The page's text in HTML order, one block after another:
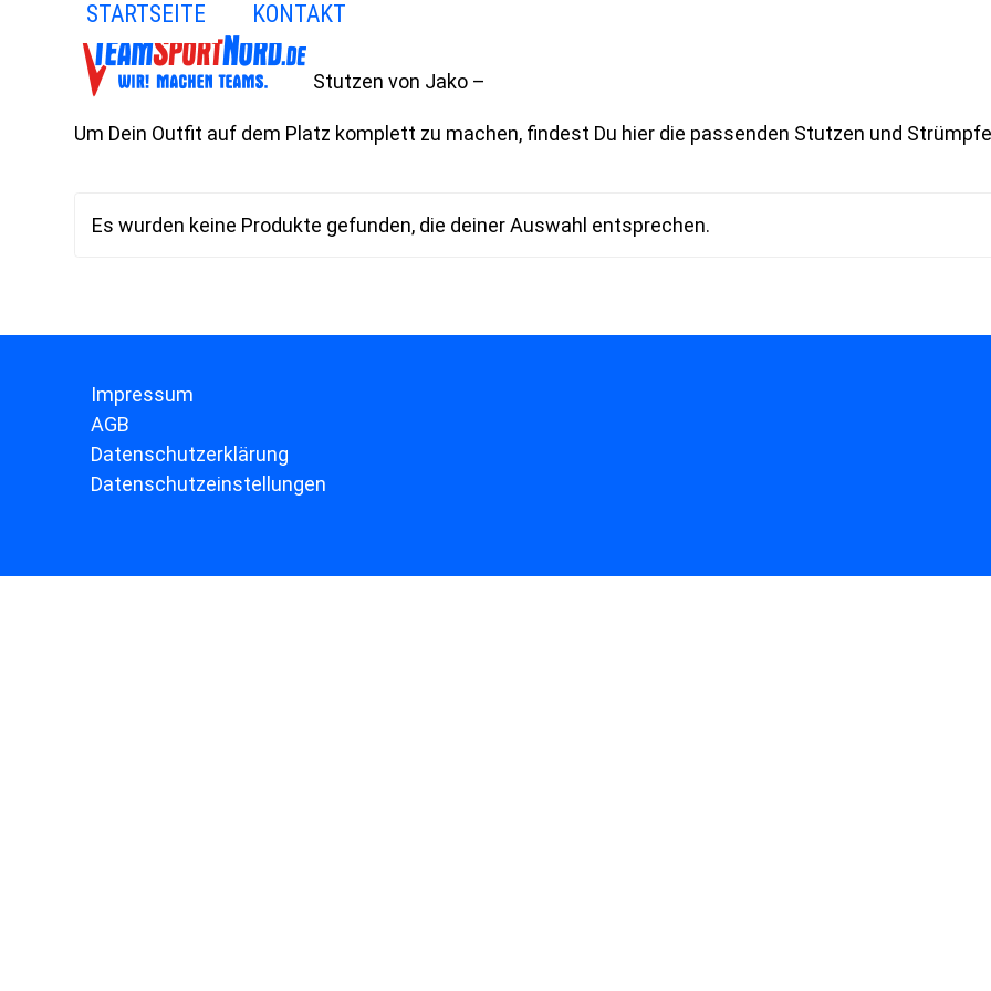
STARTSEITE KONTAKT
Stutzen von Jako –
Um Dein Outfit auf dem Platz komplett zu machen, findest Du hier die passenden Stutzen und
Es wurden keine Produkte gefunden, die deiner Auswahl entsprechen.
Impressum
AGB
Datenschutzerklärung
Datenschutzeinstellungen